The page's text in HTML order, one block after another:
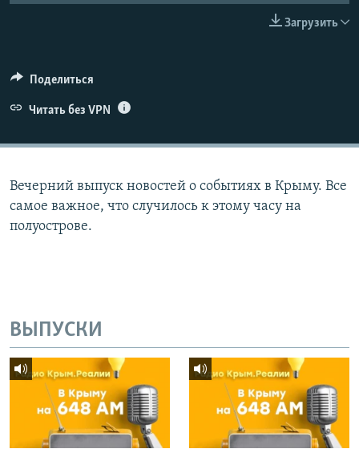
ELIFBE
УКРАИНСКАЯ ПРОБЛЕМА КРЫМА
Загрузить
Поделиться
Читать без VPN
Вечерний выпуск новостей о событиях в Крыму. Все
самое важное, что случилось к этому часу на
полуострове.
ВЫПУСКИ